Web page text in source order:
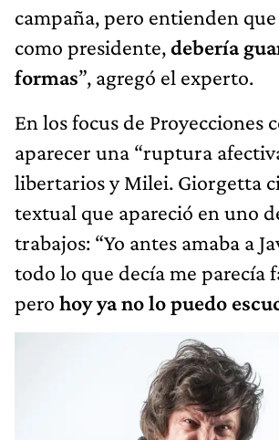
campaña, pero entienden
como presidente,debería
formas”, agregó el experto.
En los focus de Proyecciones
aparecer una “ruptura
libertarios y Milei. Giorgetta
textual que apareció en uno
trabajos: “Yo antes amaba a
todo lo que decía me parecía
pero hoy ya no lo puedo